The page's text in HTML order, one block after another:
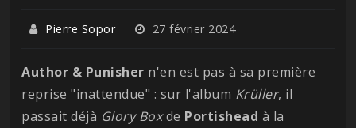
Pierre Sopor 27 février 2024
Author & Punisher n'en est pas à sa première
reprise "inattendue" : sur l'album Krüller, il
passait déjà Glory Boxde Portishead à la